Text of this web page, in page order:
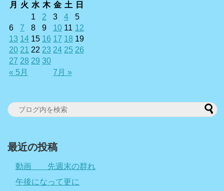
月
火 水 木 金 土 日
« 5月 7月 »
1 2 3 4
5
6
7 8 9 10 11 12
13 14 15 16 17 18 19
20 21 22 23 24 25 26
27 28 29 30
最近の投稿
動画 先週末の群れ
午後になって更に